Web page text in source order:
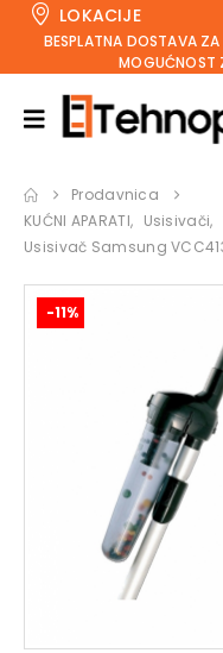
LOKACIJE
BESPLATNA DOSTAVA
MOGUĆNOST
Prodavnica
KUĆNI APARATI, Usisivači,
Usisivač Samsung
-11%